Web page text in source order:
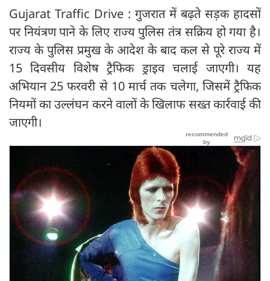
Gujarat Traffic Drive : गुजरात में बढ़ते सड़क हादसों
पर नियंत्रण पाने के लिए राज्य पुलिस तंत्र सक्रिय हो गया है।
राज्य के पुलिस प्रमुख के आदेश के बाद कल से पूरे राज्य में
15 दिवसीय विशेष ट्रैफिक ड्राइव चलाई जाएगी। यह
अभियान 25 फरवरी से 10 मार्च तक चलेगा, जिसमें ट्रैफिक
नियमों का उल्लंघन करने वालों के खिलाफ सख्त कार्रवाई की
जाएगी।